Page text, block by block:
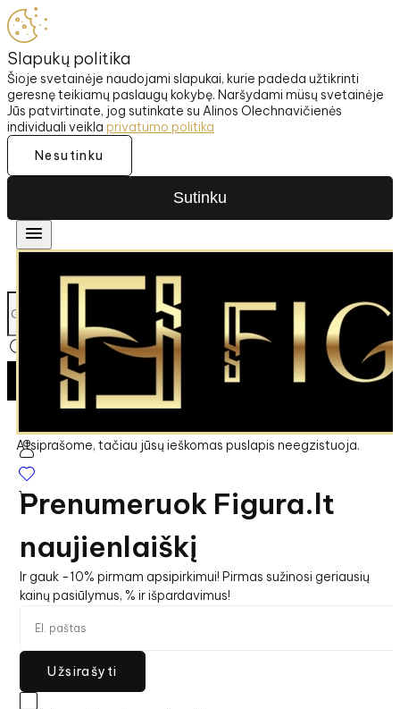
Slapukų politika
Šioje svetainėje naudojami slapukai, kurie padeda užtikrinti
geresnę teikiamų paslaugų kokybę. Naršydami müsų svetainėje
Jūs patvirtinate, jog sutinkate su Alinos Olechnavičienės
individuali veikla privatumo politika
Nesutinku
Sutinku
SIUNČIAME Į UŽSIENĮ
Puslapis nerastas
Atsiprašome, tačiau jūsų ieškomas puslapis neegzistuoja.
Prenumeruok Figura.lt
naujienlaiškį
Ir gauk -10% pirmam apsipirkimui! Pirmas sužinosi geriausių
kainų pasiūlymus, % ir išpardavimus!
Užsirašyti